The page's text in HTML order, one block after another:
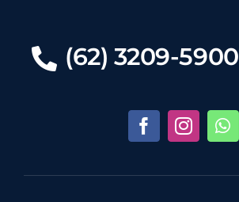
(62) 3209-5900